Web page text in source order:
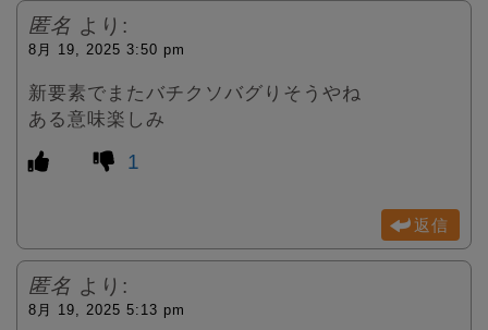
匿名 より:
8月 19, 2025 3:50 pm
新要素でまたバチクソバグりそうやね
ある意味楽しみ
1
返信
匿名 より:
8月 19, 2025 5:13 pm